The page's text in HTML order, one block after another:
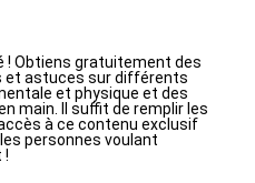
! Obtiens gratuitement des
et astuces sur différents
et physique et des
main. Il suffit de remplir les
à ce contenu exclusif
personnes voulant
!